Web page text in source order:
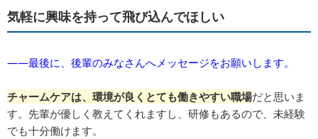
気軽に興味を持って飛び込んでほしい
――最後に、後輩のみなさんへメッセージをお願いします。
チャームケアは、環境が良くとても働きやすい職場だと思いま
す。先輩が優しく教えてくれますし、研修もあるので、未経験
でも十分働けます。